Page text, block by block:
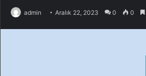
admin Aralık 22, 2023 0 0